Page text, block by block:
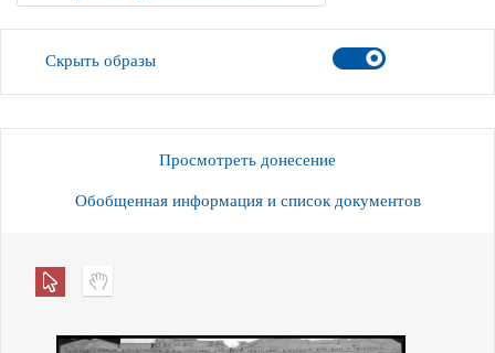
Скрыть образы
Просмотреть донесение
Обобщенная информация и список документов